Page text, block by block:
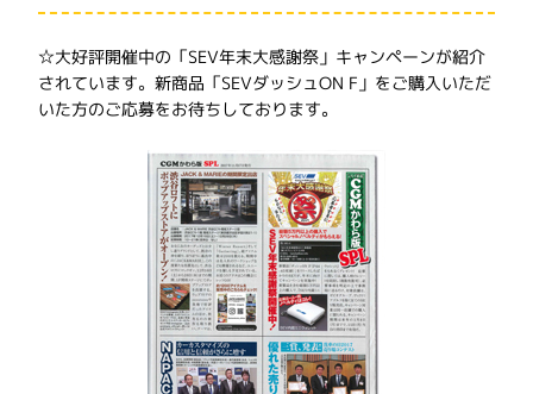
☆大好評開催中の「SEV年末大感謝祭」キャンペーンが紹介
されています。新商品「SEVダッシュON F」をご購入いただ
いた方のご応募をお待ちしております。